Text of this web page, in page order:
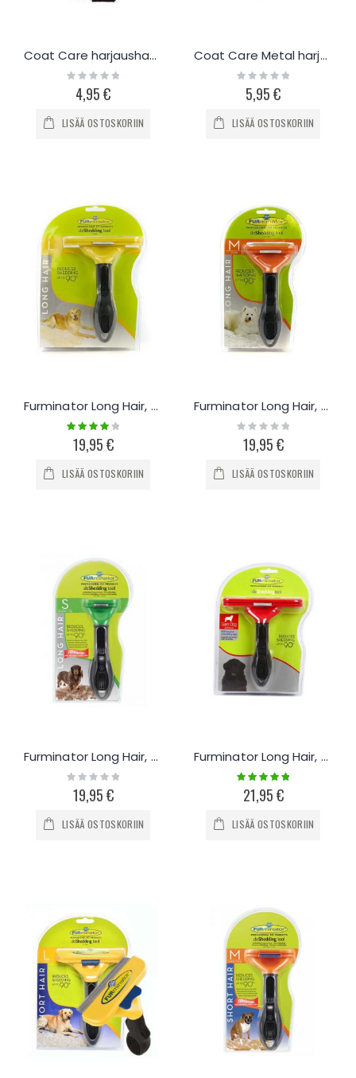
Coat Care harjaushanska
Rating:
0%4,95 €
LISÄÄ OSTOSKORIIN
Coat Care Metal harjaushanska
Rating:
0%5,95 €
LISÄÄ OSTOSKORIIN
Furminator Long Hair, Large
Rating:
80%
19,95 €
LISÄÄ OSTOSKORIIN
Furminator Long Hair, Medium
Rating:
0%
19,95 €
LISÄÄ OSTOSKORIIN
Furminator Long Hair, Small
Rating:
0%
19,95 €
LISÄÄ OSTOSKORIIN
Furminator Long Hair, XL
Rating:
100%
21,95 €
LISÄÄ OSTOSKORIIN